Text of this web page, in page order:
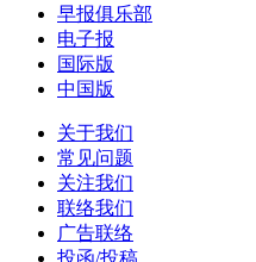
早报俱乐部
电子报
国际版
中国版
关于我们
常见问题
关注我们
联络我们
广告联络
投函/投稿